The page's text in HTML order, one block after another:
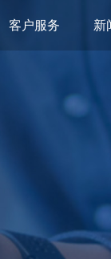
客户服务 新